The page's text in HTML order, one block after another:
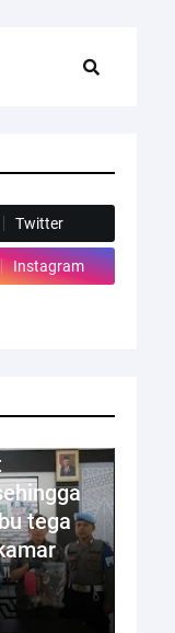
Twitter
Instagram
tega